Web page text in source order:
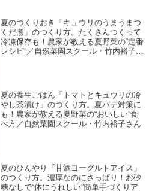
夏のつくりおき「キュウリのうまうまつ
くだ煮」のつくり方。たくさんつくって
冷凍保存も！農家が教える夏野菜の“定番
レシピ”／自然菜園スクール・竹内裕子さ
夏の養生ごはん「トマトとキュウリの冷
やし茶漬け」のつくり方。夏バテ対策に
も！農家が教える夏野菜の“おいしい”食
べ方／自然菜園スクール・竹内裕子さん
夏のひんやり「甘酒ヨーグルトアイス」
のつくり方。濃厚なのにさっぱり！お砂
糖なしで“体にうれしい”簡単手づくりア